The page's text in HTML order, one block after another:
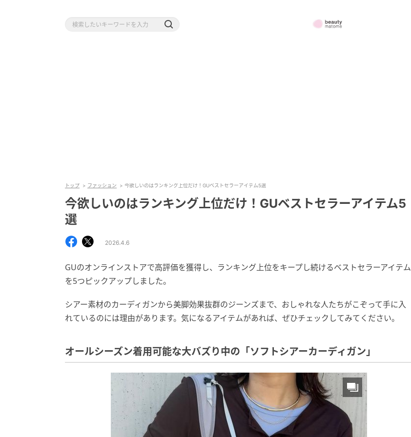
トップ ファッション 今欲しいのはランキング上位だけ！GUベストセラーアイテム5選
今欲しいのはランキング上位だけ！GUベストセラーアイテム5
選
2026.4.6
GUのオンラインストアで高評価を獲得し、ランキング上位をキープし続けるベストセラーアイテム
を5つピックアップしました。
シアー素材のカーディガンから美脚効果抜群のジーンズまで、おしゃれな人たちがこぞって手に入
れているのには理由があります。気になるアイテムがあれば、ぜひチェックしてみてください。
オールシーズン着用可能な大バズり中の「ソフトシアーカーディガン」